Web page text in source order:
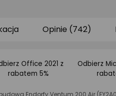
Opinie (742)
Office 2021 z
rabatem 5%
Odbierz
Endorfy Ventum 200 Air